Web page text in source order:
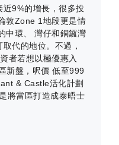
9%的增長，很多投
敦Zone 1地段更是情
中環、 灣仔和銅鑼灣
代的地位。不過，
者若想以極優惠入
新盤，呎價 低至999
& Castle活化計劃
將當區打造成泰晤士